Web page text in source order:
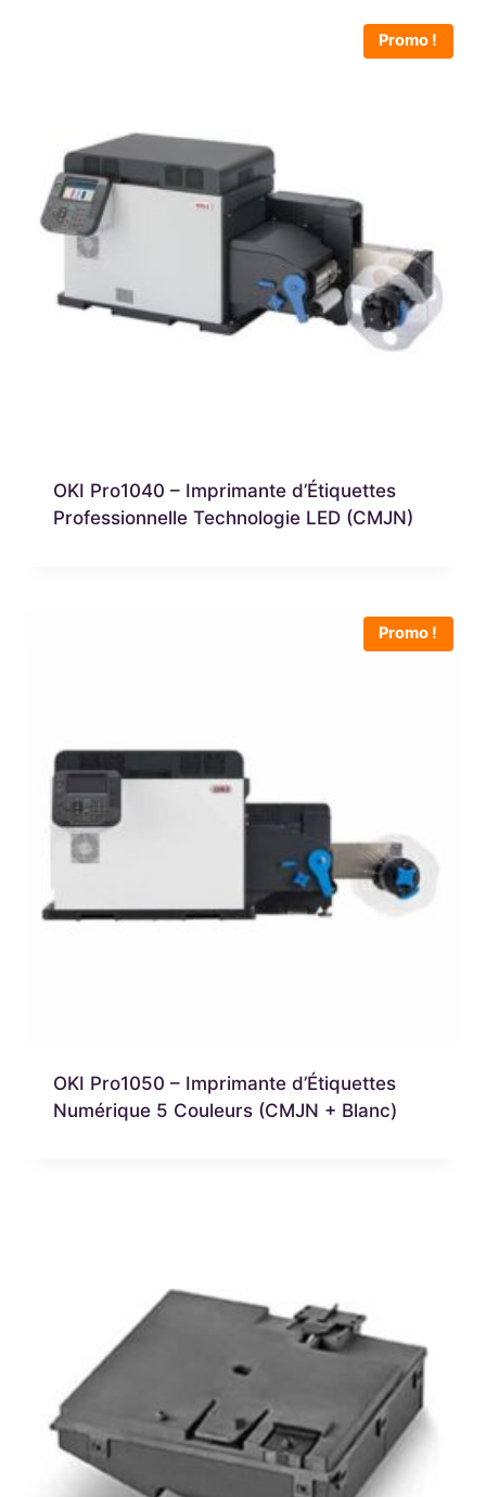
Promo !
OKI Pro1040 – Imprimante d’Étiquettes
Professionnelle Technologie LED (CMJN)
Promo !
OKI Pro1050 – Imprimante d’Étiquettes
Numérique 5 Couleurs (CMJN + Blanc)